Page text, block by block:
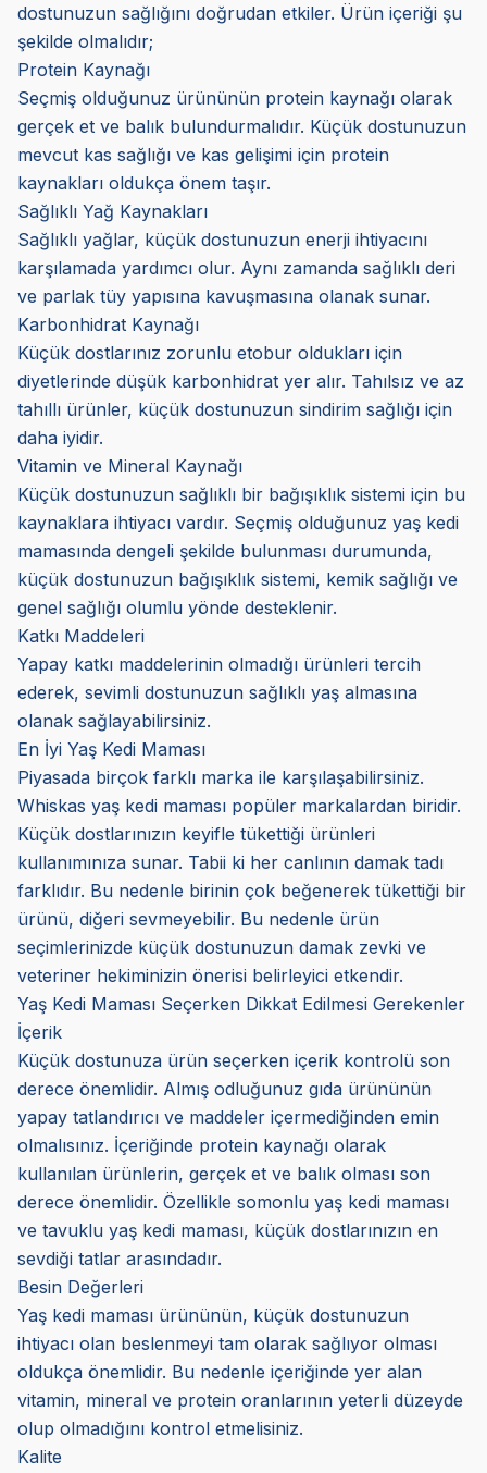
dostunuzun sağlığını doğrudan etkiler. Ürün içeriği şu
şekilde olmalıdır;
Protein Kaynağı
Seçmiş olduğunuz ürününün protein kaynağı olarak
gerçek et ve balık bulundurmalıdır. Küçük dostunuzun
mevcut kas sağlığı ve kas gelişimi için protein
kaynakları oldukça önem taşır.
Sağlıklı Yağ Kaynakları
Sağlıklı yağlar, küçük dostunuzun enerji ihtiyacını
karşılamada yardımcı olur. Aynı zamanda sağlıklı deri
ve parlak tüy yapısına kavuşmasına olanak sunar.
Karbonhidrat Kaynağı
Küçük dostlarınız zorunlu etobur oldukları için
diyetlerinde düşük karbonhidrat yer alır. Tahılsız ve az
tahıllı ürünler, küçük dostunuzun sindirim sağlığı için
daha iyidir.
Vitamin ve Mineral Kaynağı
Küçük dostunuzun sağlıklı bir bağışıklık sistemi için bu
kaynaklara ihtiyacı vardır. Seçmiş olduğunuz yaş kedi
mamasında dengeli şekilde bulunması durumunda,
küçük dostunuzun bağışıklık sistemi, kemik sağlığı ve
genel sağlığı olumlu yönde desteklenir.
Katkı Maddeleri
Yapay katkı maddelerinin olmadığı ürünleri tercih
ederek, sevimli dostunuzun sağlıklı yaş almasına
olanak sağlayabilirsiniz.
En İyi Yaş Kedi Maması
Piyasada birçok farklı marka ile karşılaşabilirsiniz.
Whiskas yaş kedi maması popüler markalardan biridir.
Küçük dostlarınızın keyifle tükettiği ürünleri
kullanımınıza sunar. Tabii ki her canlının damak tadı
farklıdır. Bu nedenle birinin çok beğenerek tükettiği bir
ürünü, diğeri sevmeyebilir. Bu nedenle ürün
seçimlerinizde küçük dostunuzun damak zevki ve
veteriner hekiminizin önerisi belirleyici etkendir.
Yaş Kedi Maması Seçerken Dikkat Edilmesi Gerekenler
İçerik
Küçük dostunuza ürün seçerken içerik kontrolü son
derece önemlidir. Almış odluğunuz gıda ürününün
yapay tatlandırıcı ve maddeler içermediğinden emin
olmalısınız. İçeriğinde protein kaynağı olarak
kullanılan ürünlerin, gerçek et ve balık olması son
derece önemlidir. Özellikle somonlu yaş kedi maması
ve tavuklu yaş kedi maması, küçük dostlarınızın en
sevdiği tatlar arasındadır.
Besin Değerleri
Yaş kedi maması ürününün, küçük dostunuzun
ihtiyacı olan beslenmeyi tam olarak sağlıyor olması
oldukça önemlidir. Bu nedenle içeriğinde yer alan
vitamin, mineral ve protein oranlarının yeterli düzeyde
olup olmadığını kontrol etmelisiniz.
Kalite